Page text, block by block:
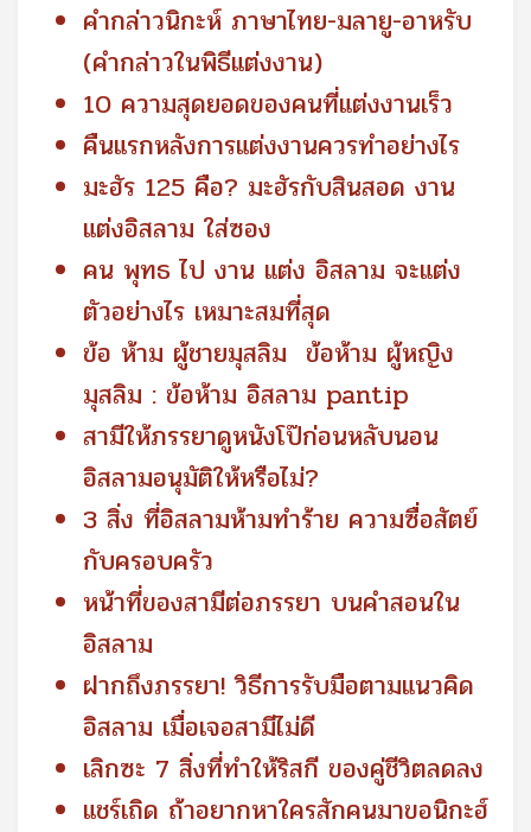
คํากล่าวนิกะห์ ภาษาไทย-มลายู-อาหรับ
(คำกล่าวในพิธีแต่งงาน)
10 ความสุดยอดของคนที่แต่งงานเร็ว
คืนแรกหลังการแต่งงานควรทำอย่างไร
มะฮัร 125 คือ? มะฮัรกับสินสอด งาน
แต่งอิสลาม ใส่ซอง
คน พุทธ ไป งาน แต่ง อิสลาม จะแต่ง
ตัวอย่างไร เหมาะสมที่สุด
ข้อ ห้าม ผู้ชายมุสลิม ข้อห้าม ผู้หญิง
มุสลิม : ข้อห้าม อิสลาม pantip
สามีให้ภรรยาดูหนังโป๊ก่อนหลับนอน
อิสลามอนุมัติให้หรือไม่?
3 สิ่ง ที่อิสลามห้ามทำร้าย ความซื่อสัตย์
กับครอบครัว
หน้าที่ของสามีต่อภรรยา บนคำสอนใน
อิสลาม
ฝากถึงภรรยา! วิธีการรับมือตามแนวคิด
อิสลาม เมื่อเจอสามีไม่ดี
เลิกซะ 7 สิ่งที่ทำให้ริสกี ของคู่ชีวิตลดลง
แชร์เถิด ถ้าอยากหาใครสักคนมาขอนิกะฮ์